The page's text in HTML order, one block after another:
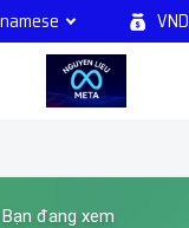
VND
Bạn đang xem